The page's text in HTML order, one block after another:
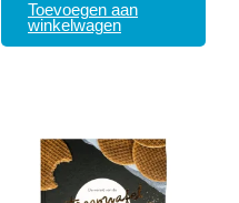
Toevoegen aan
winkelwagen